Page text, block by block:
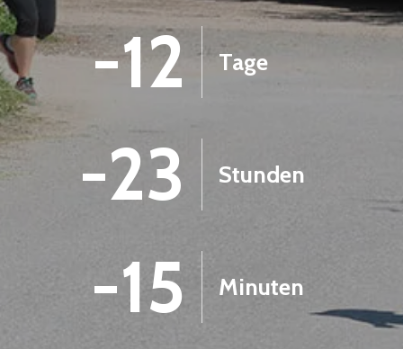
-12 Tage
-23 Stunden
-16 Minuten